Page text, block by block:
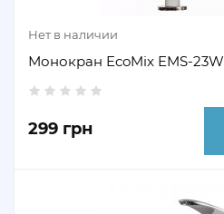
Нет в наличии
Монокран EcoMix EMS-23W
299 грн